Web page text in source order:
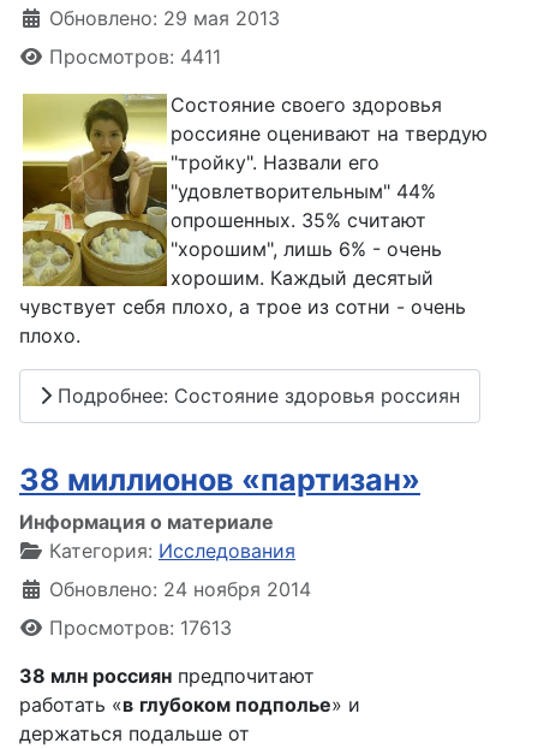
Обновлено: 29 мая 2013
Просмотров: 4411
Состояние своего здоровья
россияне оценивают на твердую
"тройку". Назвали его
"удовлетворительным" 44%
опрошенных. 35% считают
"хорошим", лишь 6% - очень
хорошим. Каждый десятый
чувствует себя плохо, а трое из сотни - очень
плохо.
Подробнее: Состояние здоровья россиян
38 миллионов «партизан»
Информация о материале
Категория: Исследования
Обновлено: 24 ноября 2014
Просмотров: 17613
38 млн россиян предпочитают
работать «в глубоком подполье» и
держаться подальше от